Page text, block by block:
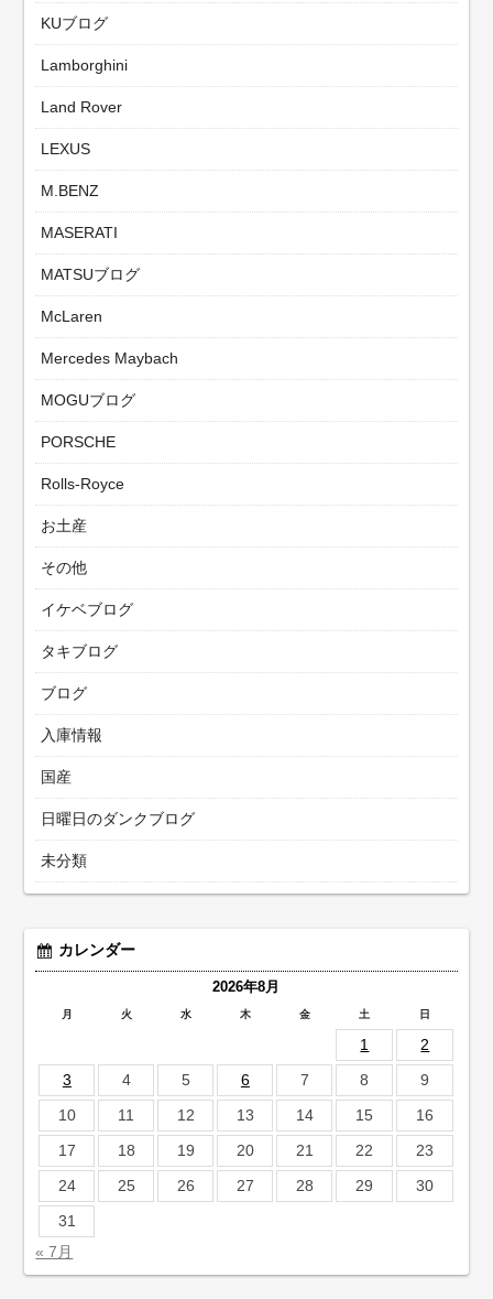
KUブログ
Lamborghini
Land Rover
LEXUS
M.BENZ
MASERATI
MATSUブログ
McLaren
Mercedes Maybach
MOGUブログ
PORSCHE
Rolls-Royce
お土産
その他
イケベブログ
タキブログ
ブログ
入庫情報
国産
日曜日のダンクブログ
未分類
カレンダー
2026年8月
月 火 水 木 金 土 日
1
2
3
4 5 6 7 8
9
10
11 12 13 14 15
16
17
18 19 20 21 22
23
24
25 26 27 28 29
30
31
« 7月